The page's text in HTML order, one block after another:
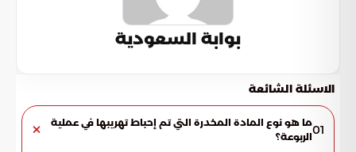
بوابة السعودية
الاسئلة الشائعة
01ما هو نوع المادة المخدرة التي تم إحباط تهريبها في عملية
الربوعة؟